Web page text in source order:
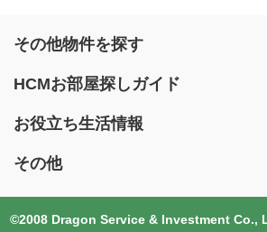
その他物件を探す
HCMお部屋探しガイド
お役立ち生活情報
その他
©2008 Dragon Service & Investment Co.,